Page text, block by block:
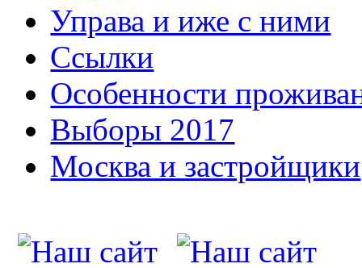
Управа и иже с ними
Ссылки
Особенности
Выборы 2017
Москва и застройщики